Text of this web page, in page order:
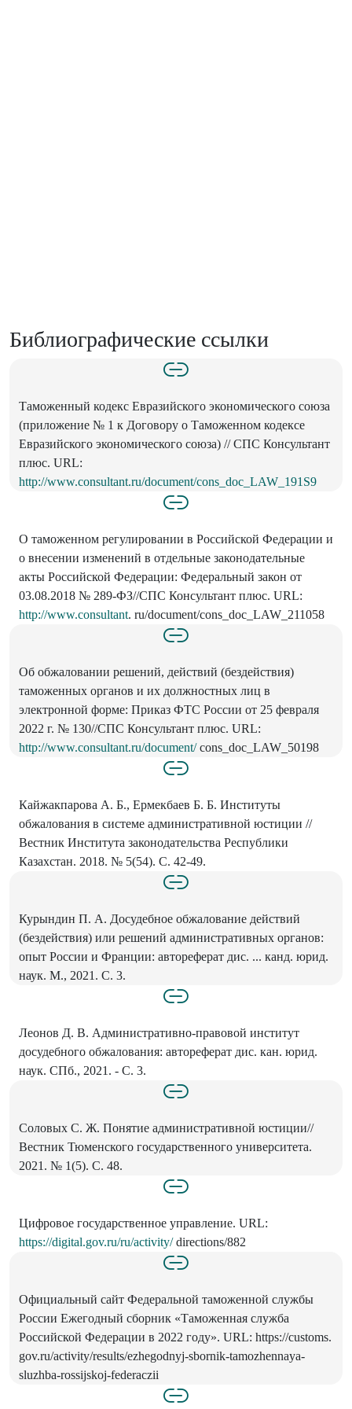
Библиографические ссылки
Таможенный кодекс Евразийского экономического союза
(приложение № 1 к Договору о Таможенном кодексе
Евразийского экономического союза) // СПС Консультант
плюс. URL:
http://www.consultant.ru/document/cons_doc_LAW_191S9
О таможенном регулировании в Российской Федерации и
о внесении изменений в отдельные законодательные
акты Российской Федерации: Федеральный закон от
03.08.2018 № 289-ФЗ//СПС Консультант плюс. URL:
http://www.consultant. ru/document/cons_doc_LAW_211058
Об обжаловании решений, действий (бездействия)
таможенных органов и их должностных лиц в
электронной форме: Приказ ФТС России от 25 февраля
2022 г. № 130//СПС Консультант плюс. URL:
http://www.consultant.ru/document/cons_doc_LAW_50198
Кайжакпарова А. Б., Ермекбаев Б. Б. Институты
обжалования в системе административной юстиции //
Вестник Института законодательства Республики
Казахстан. 2018. № 5(54). С. 42-49.
Курындин П. А. Досудебное обжалование действий
(бездействия) или решений административных органов:
опыт России и Франции: автореферат дис. ... канд. юрид.
наук. М., 2021. С. 3.
Леонов Д. В. Административно-правовой институт
досудебного обжалования: автореферат дис. кан. юрид.
наук. СПб., 2021. - С. 3.
Соловых С. Ж. Понятие административной юстиции//
Вестник Тюменского государственного университета.
2021. № 1(5). С. 48.
Цифровое государственное управление. URL:
https://digital.gov.ru/ru/activity/directions/882
Официальный сайт Федеральной таможенной службы
России Ежегодный сборник «Таможенная служба
Российской Федерации в 2022 году». URL: https://customs.
gov.ru/activity/results/ezhegodnyj-sbornik-tamozhennaya-
sluzhba-rossijskoj-federaczii